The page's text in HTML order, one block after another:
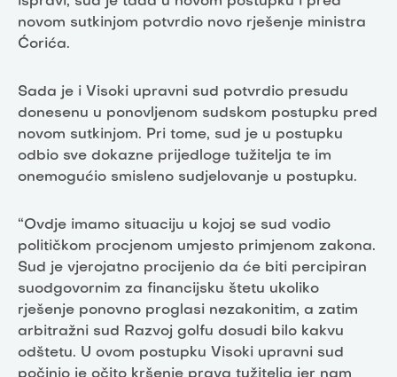
novom sutkinjom potvrdio novo rješenje ministra
Ćorića.
Sada je i Visoki upravni sud potvrdio presudu
donesenu u ponovljenom sudskom postupku pred
novom sutkinjom. Pri tome, sud je u postupku
odbio sve dokazne prijedloge tužitelja te im
onemogućio smisleno sudjelovanje u postupku.
“Ovdje imamo situaciju u kojoj se sud vodio
političkom procjenom umjesto primjenom zakona.
Sud je vjerojatno procijenio da će biti percipiran
suodgovornim za financijsku štetu ukoliko
rješenje ponovno proglasi nezakonitim, a zatim
arbitražni sud Razvoj golfu dosudi bilo kakvu
odštetu. U ovom postupku Visoki upravni sud